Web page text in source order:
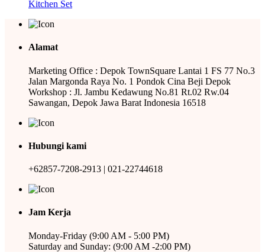
Kitchen Set
Alamat
Marketing Office : Depok TownSquare Lantai 1 FS 77 No.3
Jalan Margonda Raya No. 1 Pondok Cina Beji Depok
Workshop : Jl. Jambu Kedawung No.81 Rt.02 Rw.04
Sawangan, Depok Jawa Barat Indonesia 16518
Hubungi kami
+62857-7208-2913 | 021-22744618
Jam Kerja
Monday-Friday (9:00 AM - 5:00 PM)
Saturday and Sunday: (9:00 AM -2:00 PM)